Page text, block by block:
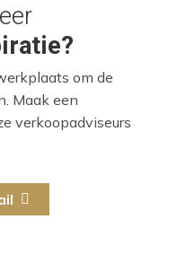
om de
Maak een
verkoopadviseurs